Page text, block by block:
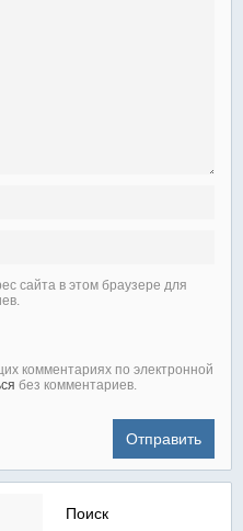
сайта в этом браузере для
комментариях по электронной
без комментариев.
Найти: